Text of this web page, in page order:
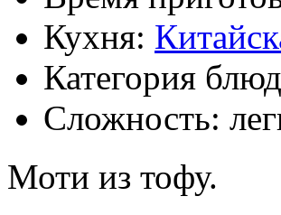
Кухня:
Категория
Сложность:
Моти из тофу.